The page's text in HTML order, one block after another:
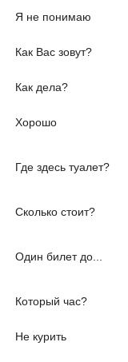
Я не понимаю
Как Вас зовут?
Как дела?
Хорошо
Где здесь туалет?
Сколько стоит?
Один билет до...
Который час?
Не курить